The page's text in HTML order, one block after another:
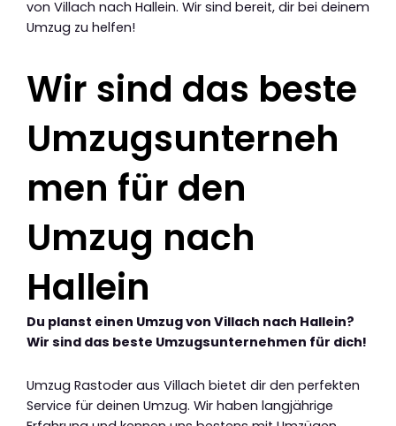
von Villach nach Hallein. Wir sind bereit, dir bei deinem
Umzug zu helfen!
Wir sind das beste
Umzugsunterneh
men für den
Umzug nach
Hallein
Du planst einen Umzug von Villach nach Hallein?
Wir sind das beste Umzugsunternehmen für dich!
Umzug Rastoder aus Villach bietet dir den perfekten
Service für deinen Umzug. Wir haben langjährige